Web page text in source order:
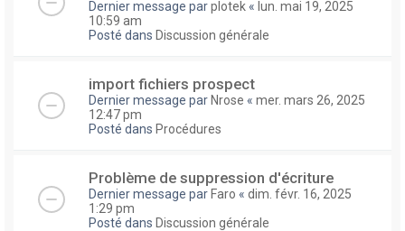
Dernier message parplotek « lun. mai 19, 2025
10:59 am
Posté dans Discussion générale
import fichiers prospect
Dernier message par Nrose « mer. mars 26, 2025
12:47 pm
Posté dans Procédures
Problème de suppression d'écriture
Dernier message par Faro « dim. févr. 16, 2025
1:29 pm
Posté dans Discussion générale